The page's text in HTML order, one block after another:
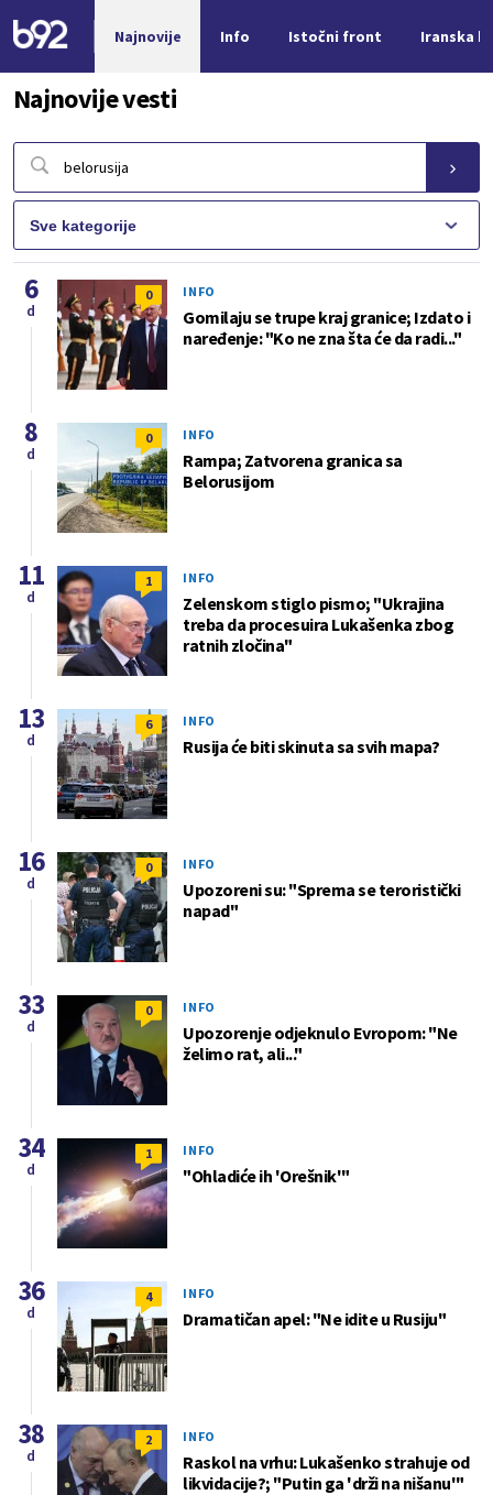
Najnovije Info Istočni front Iranska
Nova vest
Najnovije vesti
0 INFO
Gomilaju se trupe kraj granice; Izdato i
naređenje: "Ko ne zna šta će da radi..."
6
d
0 INFO
Rampa; Zatvorena granica sa
Belorusijom
8
d
1 INFO
Zelenskom stiglo pismo; "Ukrajina
treba da procesuira Lukašenka zbog
ratnih zločina"
11
d
6 INFO
Rusija će biti skinuta sa svih mapa?
13
d
0 INFO
Upozoreni su: "Sprema se teroristički
napad"
16
d
0 INFO
Upozorenje odjeknulo Evropom: "Ne
želimo rat, ali..."
33
d
1 INFO
"Ohladiće ih 'Orešnik'"
34
d
4 INFO
Dramatičan apel: "Ne idite u Rusiju"
36
d
2 INFO
Raskol na vrhu: Lukašenko strahuje od
likvidacije?; "Putin ga 'drži na nišanu'"
38
d